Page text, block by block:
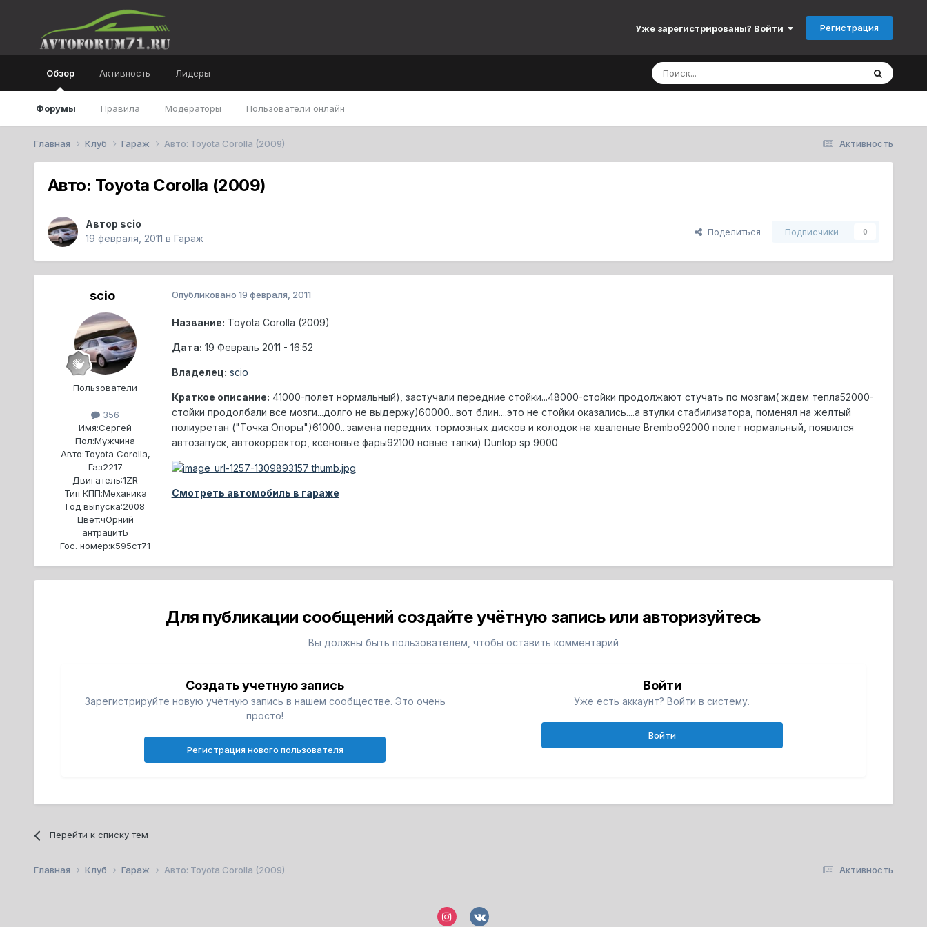
Уже зарегистрированы? Войти Регистрация
Обзор
Форумы Правила Модераторы Пользователи онлайн
Активность Лидеры
Активность
Главная Клуб Гараж Авто: Toyota Corolla (2009)
Авто: Toyota Corolla (2009)
Автор scio
19 февраля, 2011 в Гараж
Поделиться Подписчики 0
scio
Пользователи
356
Имя:Сергей
Пол:Мужчина
Авто:Toyota Corolla,
Газ2217
Двигатель:1ZR
Тип КПП:Механика
Год выпуска:2008
Цвет:чОрний
антрацитЪ
Гос. номер:к595ст71
Опубликовано 19 февраля, 2011
Название: Toyota Corolla (2009)
Дата: 19 Февраль 2011 - 16:52
Владелец: scio
Краткое описание: 41000-полет нормальный), застучали передние стойки...48000-стойки продолжают стучать по мозгам( ждем тепла52000-
стойки продолбали все мозги...долго не выдержу)60000...вот блин....это не стойки оказались....а втулки стабилизатора, поменял на желтый
полиуретан ("Точка Опоры")61000...замена передних тормозных дисков и колодок на хваленые Brembo92000 полет нормальный, появился
автозапуск, автокорректор, ксеновые фары92100 новые тапки) Dunlop sp 9000
Смотреть автомобиль в гараже
Для публикации сообщений создайте учётную запись или авторизуйтесь
Вы должны быть пользователем, чтобы оставить комментарий
Создать учетную запись
Зарегистрируйте новую учётную запись в нашем сообществе. Это очень
просто!
Регистрация нового пользователя
Войти
Уже есть аккаунт? Войти в систему.
Войти
Перейти к списку тем
Активность
Главная Клуб Гараж Авто: Toyota Corolla (2009)